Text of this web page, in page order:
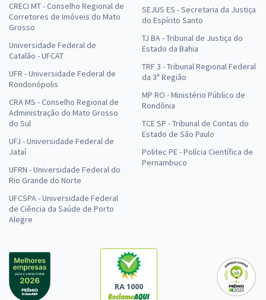
CRECI MT - Conselho Regional de
Corretores de Imóveis do Mato
Grosso
Universidade Federal de
Catalão - UFCAT
UFR - Universidade Federal de
Rondonópolis
CRA MS - Conselho Regional de
Administração do Mato Grosso
do Sul
UFJ - Universidade Federal de
Jataí
UFRN - Universidade Federal do
Rio Grande do Norte
UFCSPA - Universidade Federal
de Ciência da Saúde de Porto
Alegre
SEJUS ES - Secretaria da Justiça
do Espírito Santo
TJ BA - Tribunal de Justiça do
Estado da Bahia
TRF 3 - Tribunal Regional Federal
da 3ª Região
MP RO - Ministério Público de
Rondônia
TCE SP - Tribunal de Contas do
Estado de São Paulo
Politec PE - Polícia Científica de
Pernambuco
RA 1000